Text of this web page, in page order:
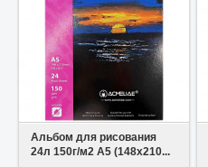
В избранное
Альбом для рисования
24л 150г/м2 A5 (148x210...